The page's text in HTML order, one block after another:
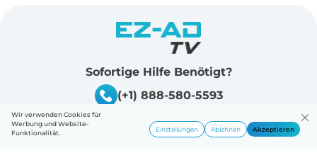
Wir verwenden Cookies für
Werbung und Website-
Funktionalität.
Einstellungen Ablehnen Akzeptieren
Sofortige Hilfe Benötigt?
(+1) 888-580-5593
Ressourcen
Unternehmen